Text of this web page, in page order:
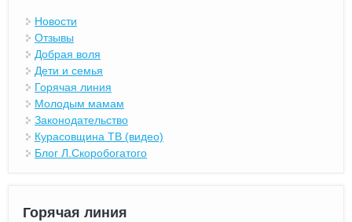
Новости
Отзывы
Добрая воля
Дети и семья
Горячая линия
Молодым мамам
Законодательство
Курасовщина ТВ (видео)
Блог Л.Скоробогатого
Горячая линия